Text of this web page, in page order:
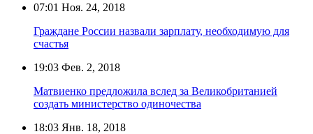
07:01 Ноя. 24, 2018
Граждане России назвали зарплату, необходимую для
счастья
19:03 Фев. 2, 2018
Матвиенко предложила вслед за Великобританией
создать министерство одиночества
18:03 Янв. 18, 2018